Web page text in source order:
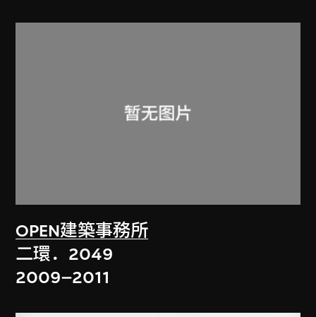
OPEN建築事務所
二環．2049
2009–2011